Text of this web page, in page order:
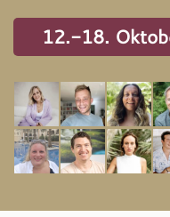
12.-18.